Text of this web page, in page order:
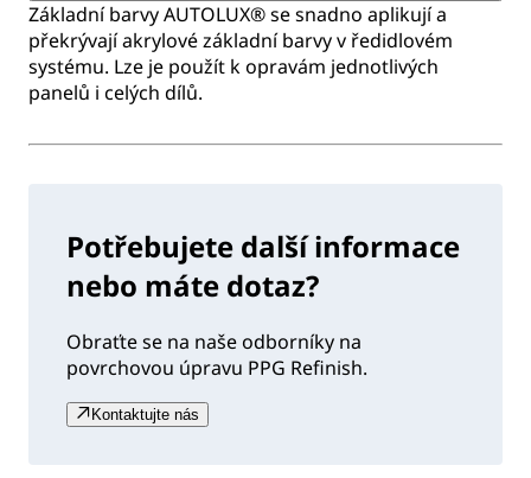
Základní barvy AUTOLUX® se snadno aplikují a
překrývají akrylové základní barvy v ředidlovém
systému. Lze je použít k opravám jednotlivých
panelů i celých dílů.
Potřebujete další informace
nebo máte dotaz?
Obraťte se na naše odborníky na
povrchovou úpravu PPG Refinish.
Kontaktujte nás